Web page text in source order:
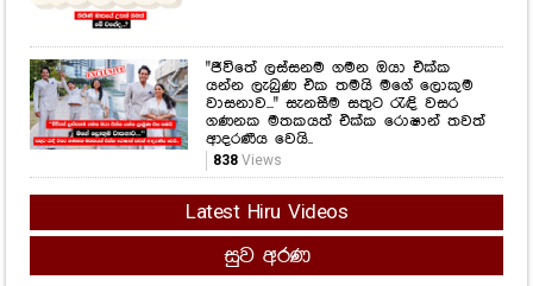
"ජීවිතේ ලස්සනම ගමන ඔයා එක්ක
යන්න ලැබුණ එක තමයි මගේ ලොකුම
වාසනාව..." සැනසීම සතුට රැඳි වසර
ගණනක මතකයත් එක්ක රොෂාන් තවත්
ආදරණීය වෙයි..
838Views
Latest Hiru Videos
සුව අරණ